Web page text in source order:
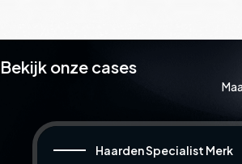
Bekijk onze cases
Haarden Specialist Merk